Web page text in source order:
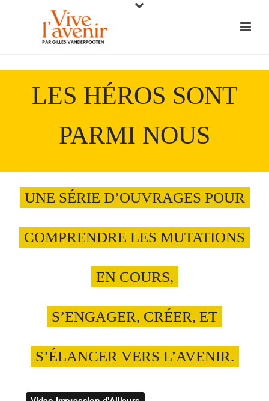
LES HÉROS SONT
PARMI NOUS
UNE SÉRIE D’OUVRAGES POUR
COMPRENDRE LES MUTATIONS
EN COURS,
S’ENGAGER, CRÉER, ET
S’ÉLANCER VERS L’AVENIR.